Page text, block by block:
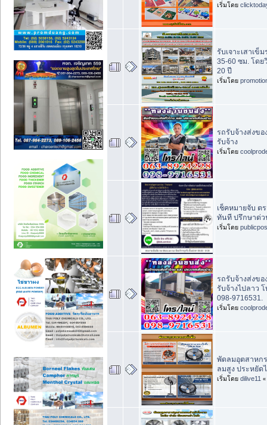
เริ่มโดย
รับเจาะเสาเข็
35-60 ซม. โด
20 ปี
เริ่มโดย
รถรับจ้างส่งขอ
รับจ้าง
เริ่มโดย
เช็คหมายจับ ต
ทันที ปรึกษาด่ว
เริ่มโดย
รถรับจ้างส่งขอ
รับจ้างไปลาว
098-9716531.
เริ่มโดย
พัดลมอุตสาหก
ลมสูง ประหยัด
เริ่มโดย dilive11 «